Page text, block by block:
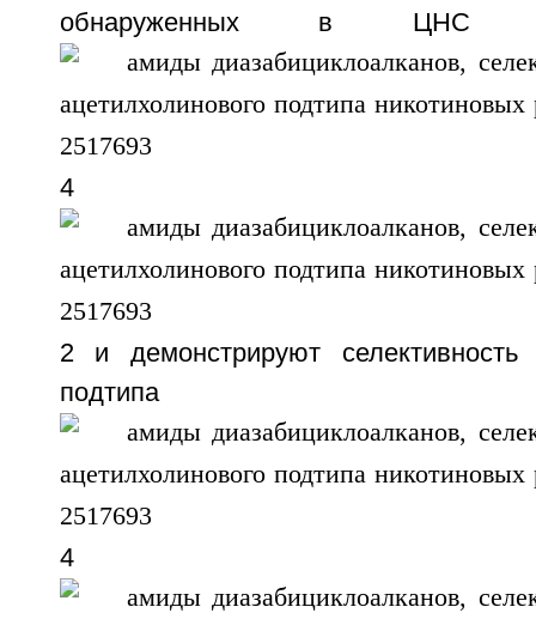
обнаруженных в ЦНС
4
2 и демонстрируют
подтипа
4